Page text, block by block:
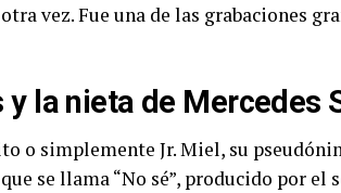
vez. Fue una de las grabaciones
y la nieta de Mercedes
o simplemente Jr. Miel, su
se llama “No sé”, producido por